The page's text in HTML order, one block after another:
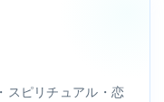
スピリチュアル・恋